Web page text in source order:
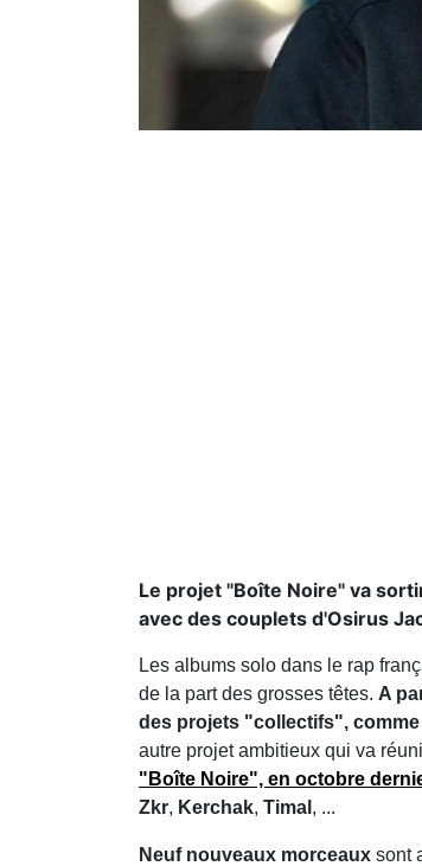
Le projet "Boîte Noire" va
avec des couplets d'Osirus
Les albums solo dans le rap
de la part des grosses têtes. A
des projets "collectifs",
autre projet ambitieux qui va
"Boîte Noire", en octobre
Zkr, Kerchak, Timal , ...
Neuf nouveaux morceaux sont